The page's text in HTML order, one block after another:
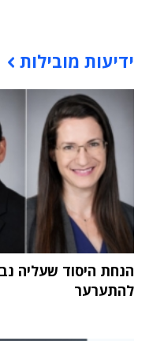
ידיעות מובילות
הנחת היסוד שעליה
להתערער